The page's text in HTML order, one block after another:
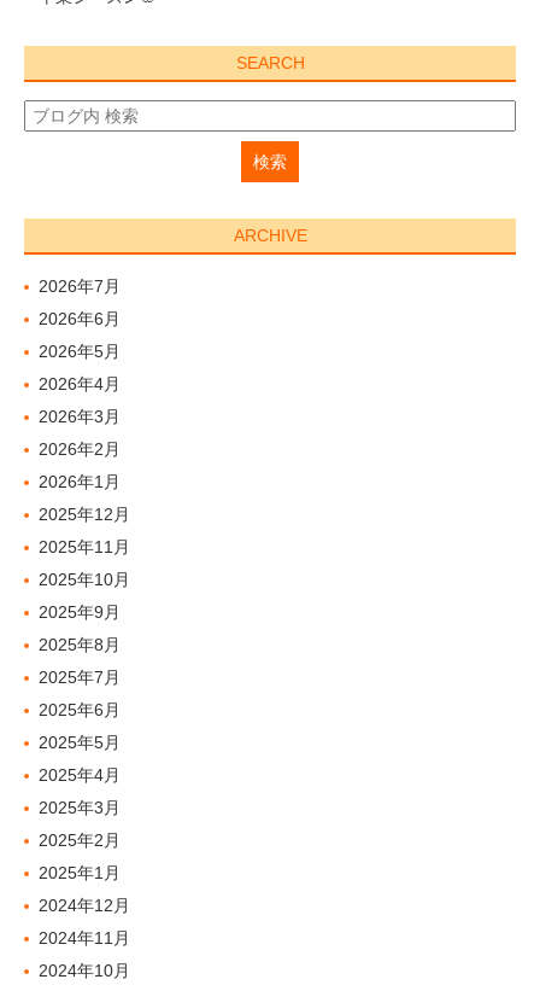
SEARCH
ARCHIVE
2026年7月
2026年6月
2026年5月
2026年4月
2026年3月
2026年2月
2026年1月
2025年12月
2025年11月
2025年10月
2025年9月
2025年8月
2025年7月
2025年6月
2025年5月
2025年4月
2025年3月
2025年2月
2025年1月
2024年12月
2024年11月
2024年10月